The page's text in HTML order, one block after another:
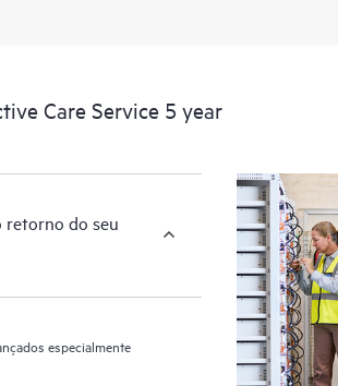
trimestralmente,
recorrências.
Care Service 5 year
retorno do seu
especialmente